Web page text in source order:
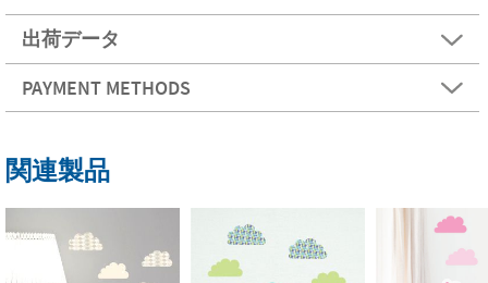
出荷データ
PAYMENT METHODS
関連製品